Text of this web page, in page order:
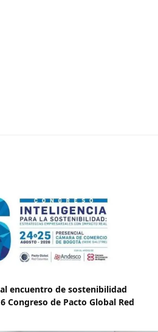
encuentro de sostenibilidad
Congreso de Pacto Global Red